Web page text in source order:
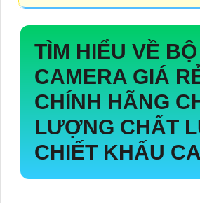
TÌM HIỂU VỀ
CAMERA GIÁ
CHÍNH HÃNG
LƯỢNG CHẤT
CHIẾT KHẤU